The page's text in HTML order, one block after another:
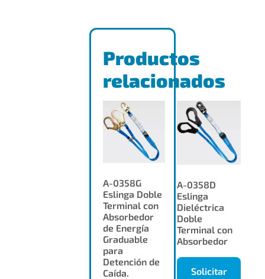
Productos
relacionados
A-0358G
Eslinga Doble
Terminal con
Absorbedor
de Energía
Graduable
para
Detención de
Caída.
A-0358D
Eslinga
Dieléctrica
Doble
Terminal con
Absorbedor
Solicitar